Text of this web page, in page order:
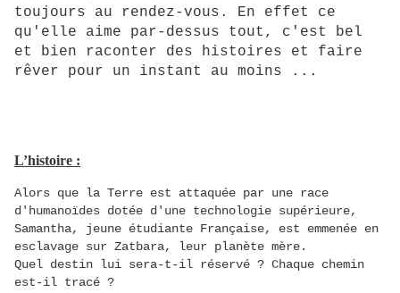
toujours au rendez-vous. En effet ce
qu'elle aime par-dessus tout, c'est bel
et bien raconter des histoires et faire
rêver pour un instant au moins ...
L’histoire :
Alors que la Terre est attaquée par une race
d'humanoïdes dotée d'une technologie supérieure,
Samantha, jeune étudiante Française, est emmenée en
esclavage sur Zatbara, leur planète mère.
Quel destin lui sera-t-il réservé ? Chaque chemin
est-il tracé ?